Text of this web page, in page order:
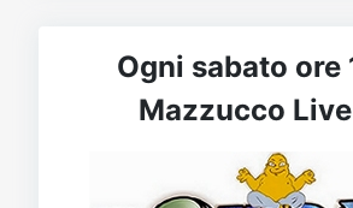
Ogni sabato ore
Mazzucco